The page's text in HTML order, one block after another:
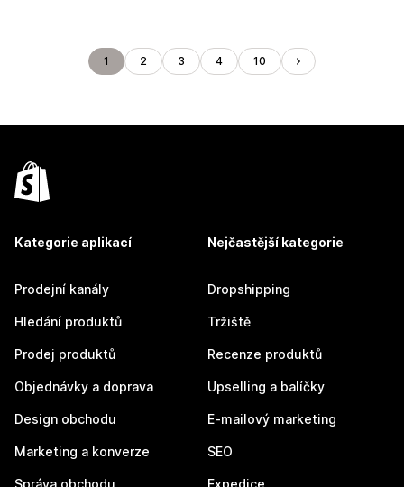
1 2 3 4 10
Kategorie aplikací
Prodejní kanály
Hledání produktů
Prodej produktů
Objednávky a doprava
Design obchodu
Marketing a konverze
Správa obchodu
Nejčastější kategorie
Dropshipping
Tržiště
Recenze produktů
Upselling a balíčky
E-mailový marketing
SEO
Expedice